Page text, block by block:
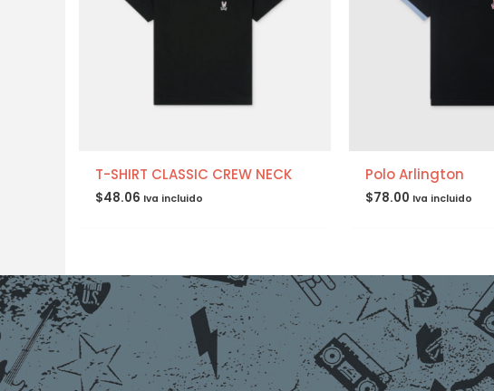
T-SHIRT CLASSIC CREW NECK
$48.06 Iva incluido
Polo Arlington
$78.00 Iva incluido